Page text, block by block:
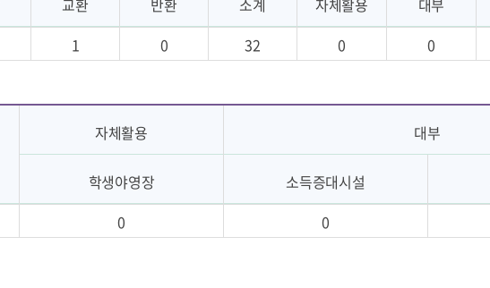
교환 반환 소계 자체활용 대부
1 0 32 0 0
자체활용
대부
학생야영장
소득증대시설
0 0